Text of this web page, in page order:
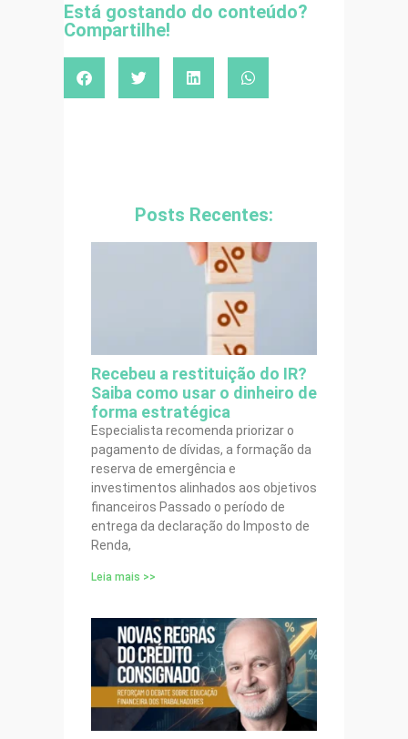
Está gostando do conteúdo?
Compartilhe!
Posts Recentes:
Recebeu a restituição do IR?
Saiba como usar o dinheiro de
forma estratégica
Especialista recomenda priorizar o
pagamento de dívidas, a formação da
reserva de emergência e
investimentos alinhados aos objetivos
financeiros Passado o período de
entrega da declaração do Imposto de
Renda,
Leia mais >>